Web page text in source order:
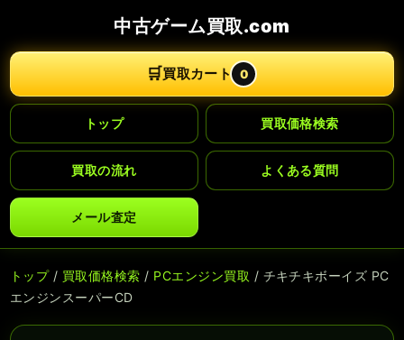
中古ゲーム買取.com
🛒買取カート 0
トップ 買取価格検索
買取の流れ よくある質問
メール査定
トップ/ 買取価格検索 / PCエンジン買取 / チキチキボーイズ PC
エンジンスーパーCD